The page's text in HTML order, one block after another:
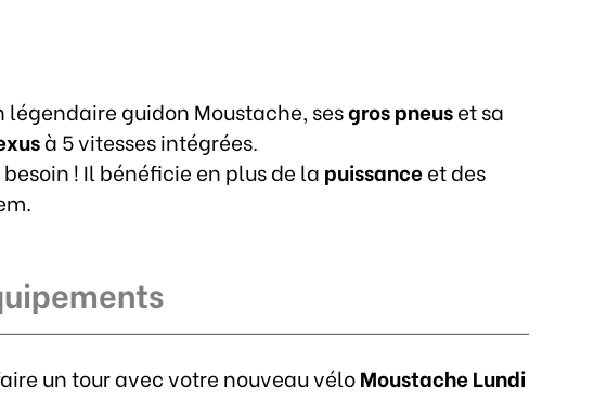
légendaire guidon Moustache, sesgros pneuset sa
à 5 vitesses intégrées.
! Il bénéficie en plus de la puissanceet des
un tour avec votre nouveau véloMoustache Lundi